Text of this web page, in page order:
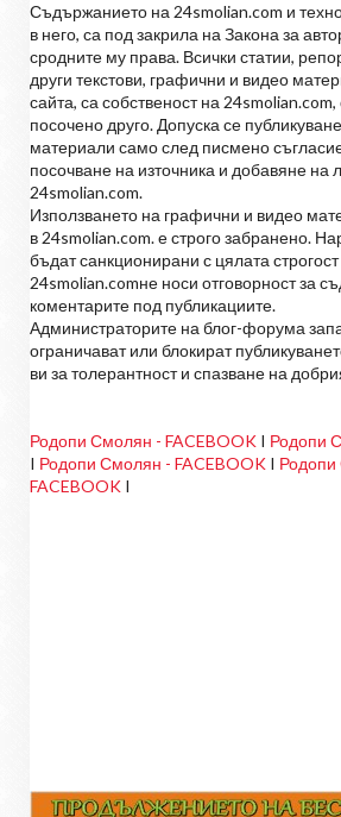
Съдържанието на 24smolian.com и
в него, са под закрила на Закона за
сродните му права. Всички статии,
други текстови, графични и видео
сайта, са собственост на
посочено друго. Допуска се
материали само след писмено
посочване на източника и добавяне на
24smolian.com.
Използването на графични и видео
в 24smolian.com. е строго забранено.
бъдат санкционирани с цялата
24smolian.comне носи отговорност за
коментарите под публикациите.
Администраторите на блог-форума
ограничават или блокират
ви за толерантност и спазване на
Родопи Смолян - FACEBOOK I Родопи
I Родопи Смолян - FACEBOOK I
FACEBOOK I